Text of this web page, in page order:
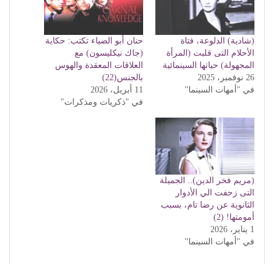
(شادية) الدلوعة، فتاة
الأحلام التى قلبت (المرأة
المجهولة) حياتها السينمائية
26 نوفمبر، 2025
في "أمهات السينما"
حنان أبو الضياء تكتب: حكاية
(جاك نيكليسون) مع
العلاقات المعقدة والهوس
بالجنس(22)
11 أبريل، 2026
في "ذكريات ومذكرات"
(مريم فخر الدين).. الجميلة
التى زحفت الي الأدوار
الثانوية عن رضا تام، بسبب
أمومتها! (2)
1 يناير، 2026
في "أمهات السينما"